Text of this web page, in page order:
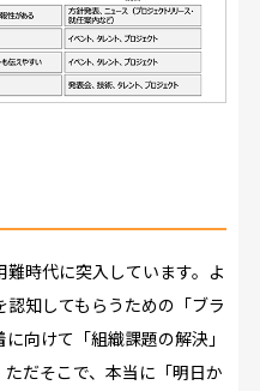
時代に突入しています。よ
知してもらうための「ブラ
向けて「組織課題の解決」
だそこで、本当に「明日か